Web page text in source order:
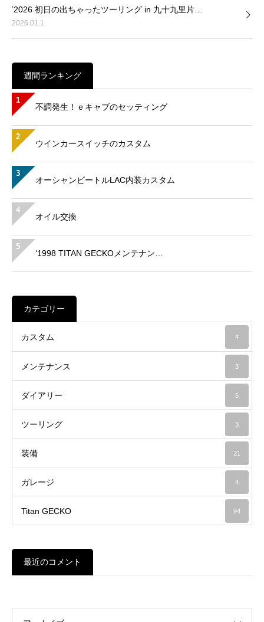
’2026 初日の出ちゃったツーリング in 九十九里片…
2026.01.1
週間ランキング
1
不調発生！ｅキャブのセッティング
2
ウインカースイッチのカスタム
3
オーシャンビートルLAC内装カスタム
4
オイル交換
5
‘1998 TITAN GECKOメンテナン…
カテゴリー
カスタム 4
メンテナンス 3
ダイアリー 5
ツーリング 3
装備 21
ガレージ 4
Titan GECKO 94
最近のコメント